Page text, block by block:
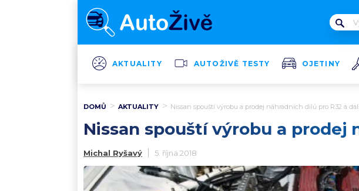
AKTUALITY AUTOŽIVĚ TESTY OJETINY
DOMŮ AKTUALITY Nissan spouští výrobu a prodej náhradních dílů pro R32 a
Nissan spouští výrobu a prodej
Michal Ryšavý 5. října 2018